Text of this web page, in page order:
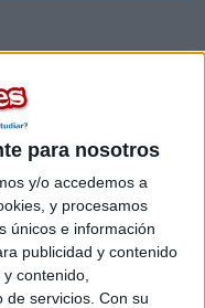
para nosotros
y/o accedemos a
y procesamos
únicos e información
publicidad y contenido
contenido,
servicios. Con su